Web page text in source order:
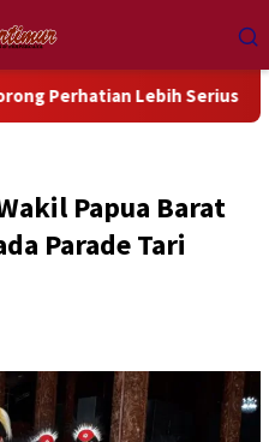
Serius Terhadap Isu
Papua Barat
Parade Tari